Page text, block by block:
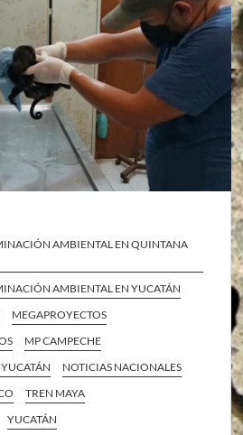
AMBIENTAL EN QUINTANA
AMBIENTAL EN YUCATÁN
MEGAPROYECTOS
MP CAMPECHE
NOTICIAS NACIONALES
TREN MAYA
YUCATÁN